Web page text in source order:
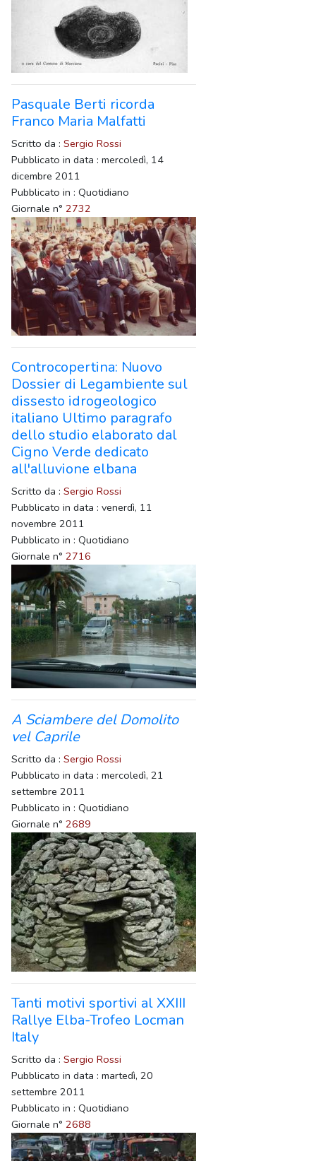
Pasquale Berti ricorda
Franco Maria Malfatti
Scritto da : Sergio Rossi
Pubblicato in data : mercoledì, 14
dicembre 2011
Pubblicato in : Quotidiano
Giornale n° 2732
Controcopertina: Nuovo
Dossier di Legambiente sul
dissesto idrogeologico
italiano Ultimo paragrafo
dello studio elaborato dal
Cigno Verde dedicato
all'alluvione elbana
Scritto da : Sergio Rossi
Pubblicato in data : venerdì, 11
novembre 2011
Pubblicato in : Quotidiano
Giornale n° 2716
A Sciambere del Domolito
vel Caprile
Scritto da : Sergio Rossi
Pubblicato in data : mercoledì, 21
settembre 2011
Pubblicato in : Quotidiano
Giornale n° 2689
Tanti motivi sportivi al XXIII
Rallye Elba-Trofeo Locman
Italy
Scritto da : Sergio Rossi
Pubblicato in data : martedì, 20
settembre 2011
Pubblicato in : Quotidiano
Giornale n° 2688